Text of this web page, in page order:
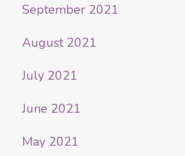
September 2021
August 2021
July 2021
June 2021
May 2021